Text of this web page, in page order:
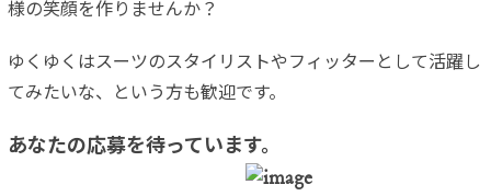
様の笑顔を作りませんか？
ゆくゆくはスーツのスタイリストやフィッターとして活躍し
てみたいな、という方も歓迎です。
あなたの応募を待っています。